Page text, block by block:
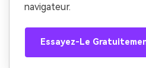
navigateur.
Essayez-Le